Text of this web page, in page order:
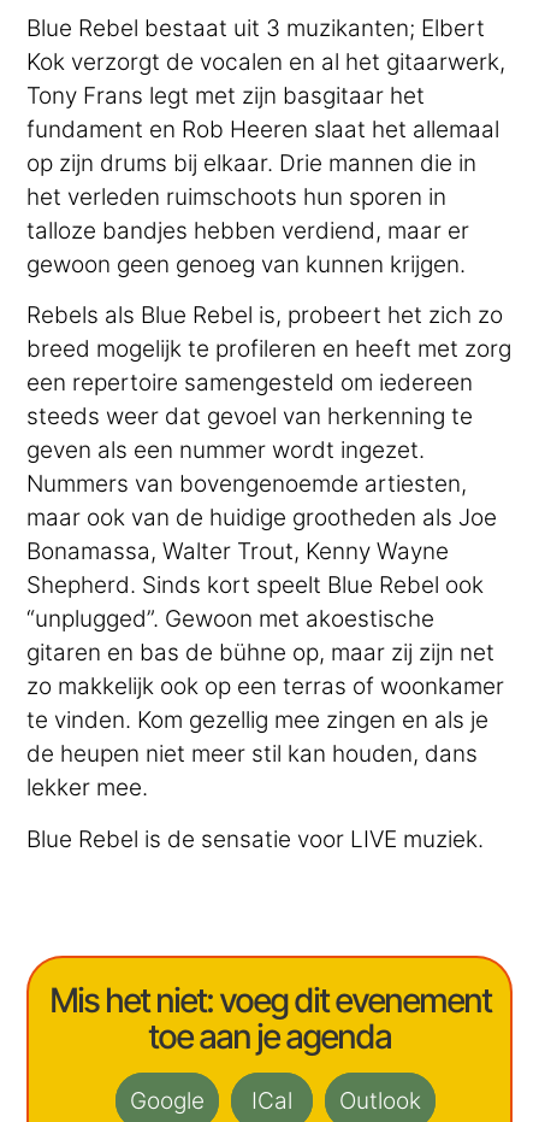
Blue Rebel bestaat uit 3 muzikanten; Elbert
Kok verzorgt de vocalen en al het gitaarwerk,
Tony Frans legt met zijn basgitaar het
fundament en Rob Heeren slaat het allemaal
op zijn drums bij elkaar. Drie mannen die in
het verleden ruimschoots hun sporen in
talloze bandjes hebben verdiend, maar er
gewoon geen genoeg van kunnen krijgen.
Rebels als Blue Rebel is, probeert het zich zo
breed mogelijk te profileren en heeft met zorg
een repertoire samengesteld om iedereen
steeds weer dat gevoel van herkenning te
geven als een nummer wordt ingezet.
Nummers van bovengenoemde artiesten,
maar ook van de huidige grootheden als Joe
Bonamassa, Walter Trout, Kenny Wayne
Shepherd. Sinds kort speelt Blue Rebel ook
“unplugged”. Gewoon met akoestische
gitaren en bas de bühne op, maar zij zijn net
zo makkelijk ook op een terras of woonkamer
te vinden. Kom gezellig mee zingen en als je
de heupen niet meer stil kan houden, dans
lekker mee.
Blue Rebel is de sensatie voor LIVE muziek.
Mis het niet: voeg dit evenement
toe aan je agenda
Google ICal Outlook